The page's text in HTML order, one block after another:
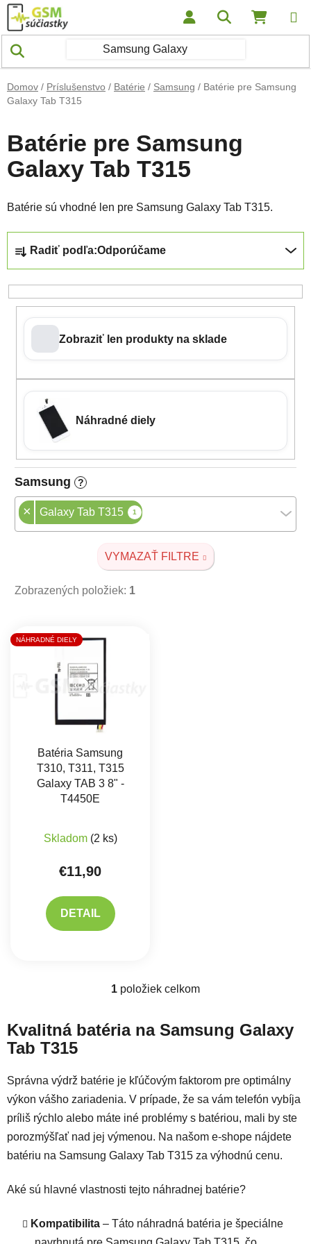
Prejsť na obsah Hľadať
Domov / Príslušenstvo / Batérie / Samsung / Batérie pre Samsung
Galaxy Tab T315
Batérie pre Samsung
Galaxy Tab T315
Batérie sú vhodné len pre Samsung Galaxy Tab T315.
Radiť podľa:Odporúčame
Zobraziť len produkty na sklade
Náhradné diely
Samsung ?
× Galaxy Tab T315 1
VYMAZAŤ FILTRE
Zobrazených položiek: 1
Výpis produktov
NÁHRADNÉ DIELY
Batéria Samsung
T310, T311, T315
Galaxy TAB 3 8" -
T4450E
Skladom (2 ks)
€11,90
DETAIL
Ovládacie prvky výpisu
1 položiek celkom
Kvalitná batéria na Samsung Galaxy
Tab T315
Správna výdrž batérie je kľúčovým faktorom pre optimálny
výkon vášho zariadenia. V prípade, že sa vám telefón vybíja
príliš rýchlo alebo máte iné problémy s batériou, mali by ste
porozmýšľať nad jej výmenou. Na našom e-shope nájdete
batériu na Samsung Galaxy Tab T315 za výhodnú cenu.
Aké sú hlavné vlastnosti tejto náhradnej batérie?
Kompatibilita – Táto náhradná batéria je špeciálne